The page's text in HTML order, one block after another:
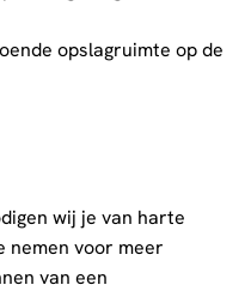
opslagruimte op de
wij je van harte
nemen voor meer
van een